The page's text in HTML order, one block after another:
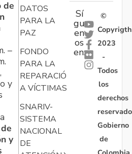
de
–
y
y
DATOS
PARA LA
PAZ
FONDO
PARA LA
REPARACIÓN
A VÍCTIMAS
SNARIV-
SISTEMA
NACIONAL
DE
Sí
gu
en
os
en:
©
Copyrigth
2023
-
Todos
los
derechos
Gobierno
de